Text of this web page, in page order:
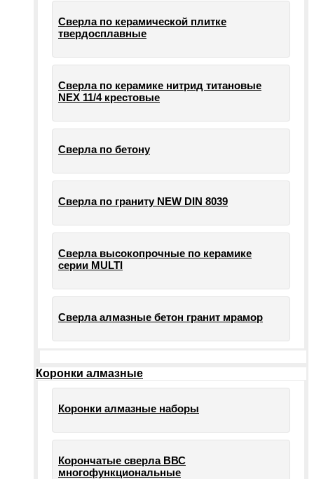
Сверла по керамической плитке
твердосплавные
Сверла по керамике нитрид титановые
NEX 11/4 крестовые
Сверла по бетону
Сверла по граниту NEW DIN 8039
Сверла высокопрочные по керамике
серии MULTI
Сверла алмазные бетон гранит мрамор
Коронки алмазные
Коронки алмазные наборы
Корончатые сверла ВВС
многофункциональные